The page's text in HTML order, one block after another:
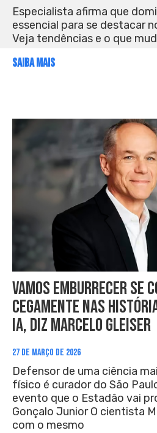
Especialista afirma que
essencial para se destacar
Veja tendências e o que
SAIBA MAIS
Vamos emburrecer se
cegamente nas
IA, diz Marcelo Gleiser
27 DE MARÇO DE 2026
Defensor de uma ciência
físico é curador do São
evento que o Estadão vai
Gonçalo Junior O cientista
com o mesmo